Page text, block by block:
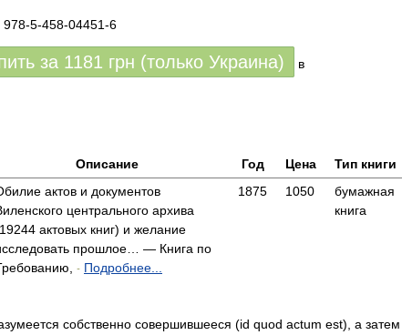
978-5-458-04451-6
за 1181 грн (только Украина) в
Описание Год Цена
Тип книги
актов и документов
центрального архива
актовых книг) и желание
прошлое… — Книга по
- Подробнее...
1875 1050
бумажная
книга
собственно совершившееся (id quod actum est), a затем